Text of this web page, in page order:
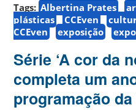
Tags: Albertina Prates
plásticas
CCEven
CCEven
exposição
Série ‘A cor da
completa um
programação da